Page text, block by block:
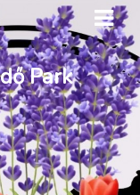
Park